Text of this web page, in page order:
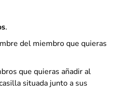
.
del miembro que quieras
que quieras añadir al
situada junto a sus